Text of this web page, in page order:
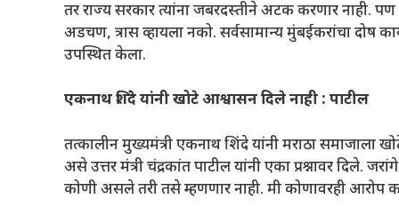
तर राज्य सरकार त्यांना जबरदस्तीने अटक करणार नाही.
अडचण, त्रास व्हायला नको. सर्वसामान्य मुंबईकरांचा दोष
उपस्थित केला.
एकनाथ शिंदे यांनी खोटे आश्वासन दिले नाही : पाटील
तत्कालीन मुख्यमंत्री एकनाथ शिंदे यांनी मराठा समाजाला
असे उत्तर मंत्री चंद्रकांत पाटील यांनी एका प्रश्नावर दिले.
कोणी असले तरी तसे म्हणणार नाही. मी कोणावरही आरोप